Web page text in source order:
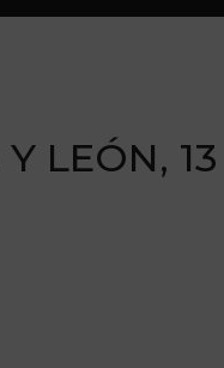
LEÓN,